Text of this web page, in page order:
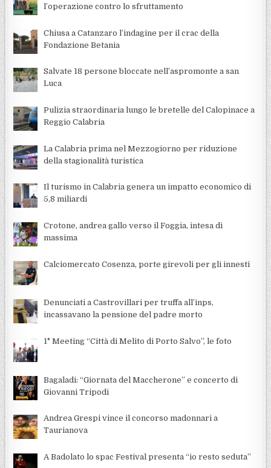
l’operazione contro lo sfruttamento
Chiusa a Catanzaro l’indagine per il crac della
Fondazione Betania
Salvate 18 persone bloccate nell’aspromonte a san
Luca
Pulizia straordinaria lungo le bretelle del Calopinace a
Reggio Calabria
La Calabria prima nel Mezzogiorno per riduzione
della stagionalità turistica
Il turismo in Calabria genera un impatto economico di
5,8 miliardi
Crotone, andrea gallo verso il Foggia, intesa di
massima
Calciomercato Cosenza, porte girevoli per gli innesti
Denunciati a Castrovillari per truffa all’inps,
incassavano la pensione del padre morto
1° Meeting “Città di Melito di Porto Salvo”, le foto
Bagaladi: “Giornata del Maccherone” e concerto di
Giovanni Tripodi
Andrea Grespi vince il concorso madonnari a
Taurianova
A Badolato lo spac Festival presenta “io resto seduta”